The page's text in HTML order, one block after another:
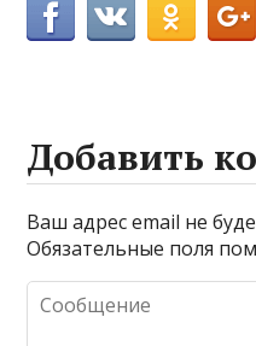
Добавить
Ваш адрес email не
Обязательные поля